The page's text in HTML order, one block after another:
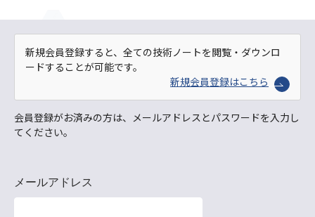
新規会員登録すると、全ての技術ノートを閲覧・ダウンロ
ードすることが可能です。
新規会員登録はこちら
会員登録がお済みの方は、メールアドレスとパスワードを入力し
てください。
メールアドレス